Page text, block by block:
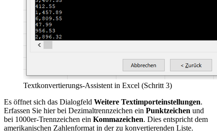
Textkonvertierungs-Assistent in Excel (Schritt 3)
Es öffnet sich das Dialogfeld Weitere Textimporteinstellungen.
Erfassen Sie hier bei Dezimaltrennzeichen ein Punktzeichen und
bei 1000er-Trennzeichen ein Kommazeichen. Dies entspricht dem
amerikanischen Zahlenformat in der zu konvertierenden Liste.